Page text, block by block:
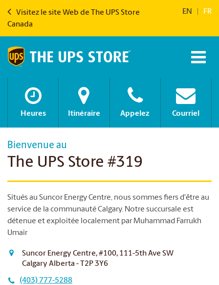
Visitez le site Web de The UPS Store
Canada
EN FR
Heures Itinéraire Appelez Courriel
Bienvenue au
The UPS Store #319
Situés au Suncor Energy Centre, nous sommes fiers d'être au
service de la communauté Calgary. Notre succursale est
détenue et exploitée localement par Muhammad Farrukh
Umair
Suncor Energy Centre, #100, 111-5th Ave SW
Calgary Alberta - T2P 3Y6
(403) 777-5288